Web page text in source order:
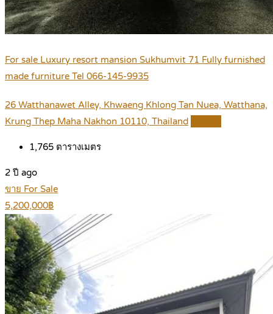
For sale Luxury resort mansion Sukhumvit 71 Fully furnished
made furniture Tel 066-145-9935
26 Watthanawet Alley, Khwaeng Khlong Tan Nuea, Watthana,
Krung Thep Maha Nakhon 10110, Thailand
1,765 ตารางเมตร
2 ปี ago
ขาย For Sale
5,200,000฿